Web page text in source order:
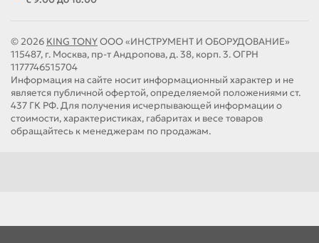
© 2026 KING TONYООО «ИНСТРУМЕНТ И ОБОРУДОВАНИЕ»
115487, г. Москва, пр-т Андропова, д. 38, корп. 3. ОГРН
1177746515704
Информация на сайте носит информационный характер и не
является публичной офертой, определяемой положениями ст.
437 ГК РФ. Для получения исчерпывающей информации о
стоимости, характеристиках, габаритах и весе товаров
обращайтесь к менеджерам по продажам.